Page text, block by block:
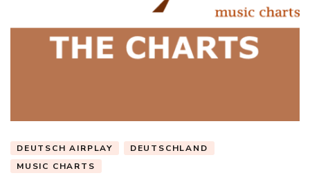
DEUTSCH AIRPLAY
DEUTSCHLAND
MUSIC CHARTS